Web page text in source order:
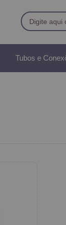
991887507
Online
Tubos e